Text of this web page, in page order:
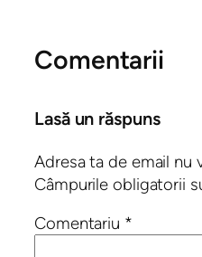
Comentarii
Lasă un răspuns
Adresa ta de email nu
Câmpurile obligatorii
Comentariu *